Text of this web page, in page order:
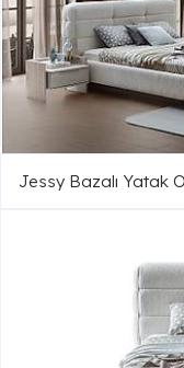
Jessy Bazalı Yatak